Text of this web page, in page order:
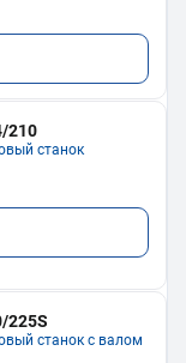
210
станок
225S
станок с валом